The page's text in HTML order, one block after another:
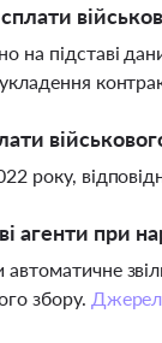
на підставі
року,
агенти при
збору.